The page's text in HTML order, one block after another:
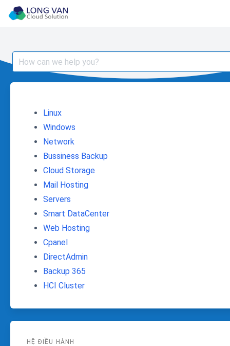
Skip
Search
for:
Linux
Windows
Network
Bussiness Backup
Cloud Storage
Mail Hosting
Servers
Smart DataCenter
Web Hosting
Cpanel
DirectAdmin
Backup 365
HCI Cluster
HỆ ĐIỀU HÀNH